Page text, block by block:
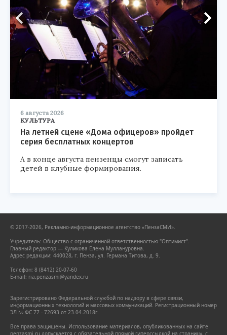
6 августа 2026
КУЛЬТУРА
На летней сцене «Дома офицеров» пройдет
серия бесплатных концертов
А в конце августа пензенцы смогут записать
детей в клубные формирования.
© 2017-2026, Рекламно-информационное агентство «ПензаСМИ».
Учредитель: Общество с ограниченной ответственностью "Оптимист".
Главный редактор — Куликова Елена Муллануровна.
Адрес редакции: 440028, г. Пенза, ул. Германа Титова, д. 9.
Телефон: 8 (8412) 20-07-60
E-mail: ria.penzasmi@yandex.ru
Зарегистрировано Федеральной службой по надзору в сфере связи,
информационных технологий и массовых коммуникаций. Регистрационный номер
ЭЛ № ФС 77 - 72693 от 23.04.2018г.
Все права защищены. Использование материалов, опубликованных на сайте
penzasmi.ru допускается с обязательной прямой гиперссылкой на страницу, с